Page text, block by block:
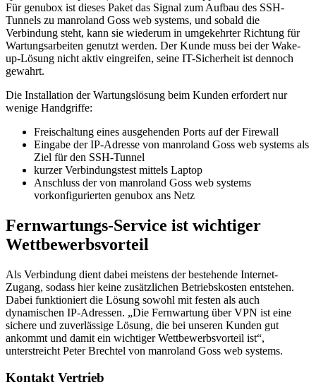
Für genubox ist dieses Paket das Signal zum Aufbau des SSH-
Tunnels zu manroland Goss web systems, und sobald die
Verbindung steht, kann sie wiederum in umgekehrter Richtung für
Wartungsarbeiten genutzt werden. Der Kunde muss bei der Wake-
up-Lösung nicht aktiv eingreifen, seine IT-Sicherheit ist dennoch
gewahrt.
Die Installation der Wartungslösung beim Kunden erfordert nur
wenige Handgriffe:
Freischaltung eines ausgehenden Ports auf der Firewall
Eingabe der IP-Adresse von manroland Goss web systems als
Ziel für den SSH-Tunnel
kurzer Verbindungstest mittels Laptop
Anschluss der von manroland Goss web systems
vorkonfigurierten genubox ans Netz
Fernwartungs-Service ist wichtiger
Wettbewerbsvorteil
Als Verbindung dient dabei meistens der bestehende Internet-
Zugang, sodass hier keine zusätzlichen Betriebskosten entstehen.
Dabei funktioniert die Lösung sowohl mit festen als auch
dynamischen IP-Adressen. „Die Fernwartung über VPN ist eine
sichere und zuverlässige Lösung, die bei unseren Kunden gut
ankommt und damit ein wichtiger Wettbewerbsvorteil ist“,
unterstreicht Peter Brechtel von manroland Goss web systems.
Kontakt Vertrieb